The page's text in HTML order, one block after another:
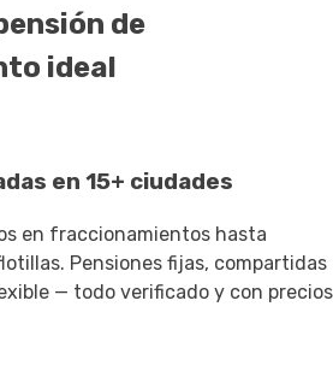
de
ideal
en 15+ ciudades
en fraccionamientos hasta
Pensiones fijas, compartidas
— todo verificado y con precios